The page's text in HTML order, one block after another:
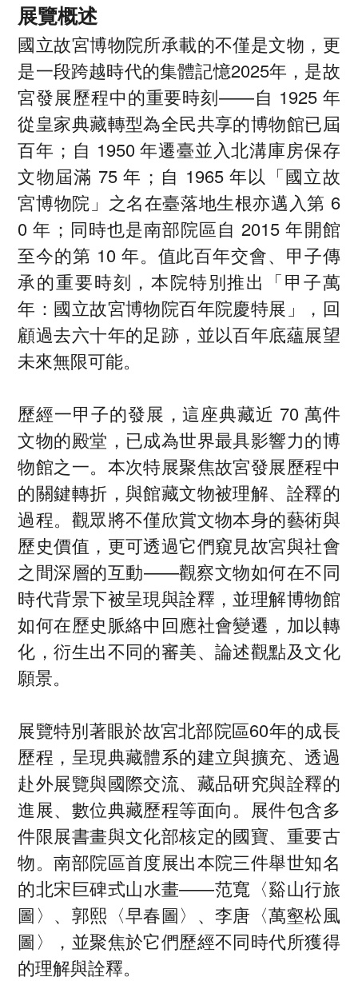
展覽概述
國立故宮博物院所承載的不僅是文物，更
是一段跨越時代的集體記憶2025年，是故
宮發展歷程中的重要時刻——自 1925 年
從皇家典藏轉型為全民共享的博物館已屆
百年；自 1950 年遷臺並入北溝庫房保存
文物屆滿 75 年；自 1965 年以「國立故
宮博物院」之名在臺落地生根亦邁入第 6
0 年；同時也是南部院區自 2015 年開館
至今的第 10 年。值此百年交會、甲子傳
承的重要時刻，本院特別推出「甲子萬
年：國立故宮博物院百年院慶特展」，回
顧過去六十年的足跡，並以百年底蘊展望
未來無限可能。
歷經一甲子的發展，這座典藏近 70 萬件
文物的殿堂，已成為世界最具影響力的博
物館之一。本次特展聚焦故宮發展歷程中
的關鍵轉折，與館藏文物被理解、詮釋的
過程。觀眾將不僅欣賞文物本身的藝術與
歷史價值，更可透過它們窺見故宮與社會
之間深層的互動——觀察文物如何在不同
時代背景下被呈現與詮釋，並理解博物館
如何在歷史脈絡中回應社會變遷，加以轉
化，衍生出不同的審美、論述觀點及文化
願景。
展覽特別著眼於故宮北部院區60年的成長
歷程，呈現典藏體系的建立與擴充、透過
赴外展覽與國際交流、藏品研究與詮釋的
進展、數位典藏歷程等面向。展件包含多
件限展書畫與文化部核定的國寶、重要古
物。南部院區首度展出本院三件舉世知名
的北宋巨碑式山水畫——范寬〈谿山行旅
圖〉、郭熙〈早春圖〉、李唐〈萬壑松風
圖〉，並聚焦於它們歷經不同時代所獲得
的理解與詮釋。